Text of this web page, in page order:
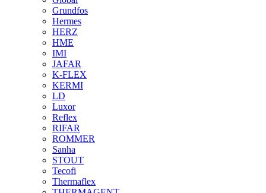
Grundfos
Hermes
HERZ
HME
IMI
JAFAR
K-FLEX
KERMI
LD
Luxor
Reflex
RIFAR
ROMMER
Sanha
STOUT
Tecofi
Thermaflex